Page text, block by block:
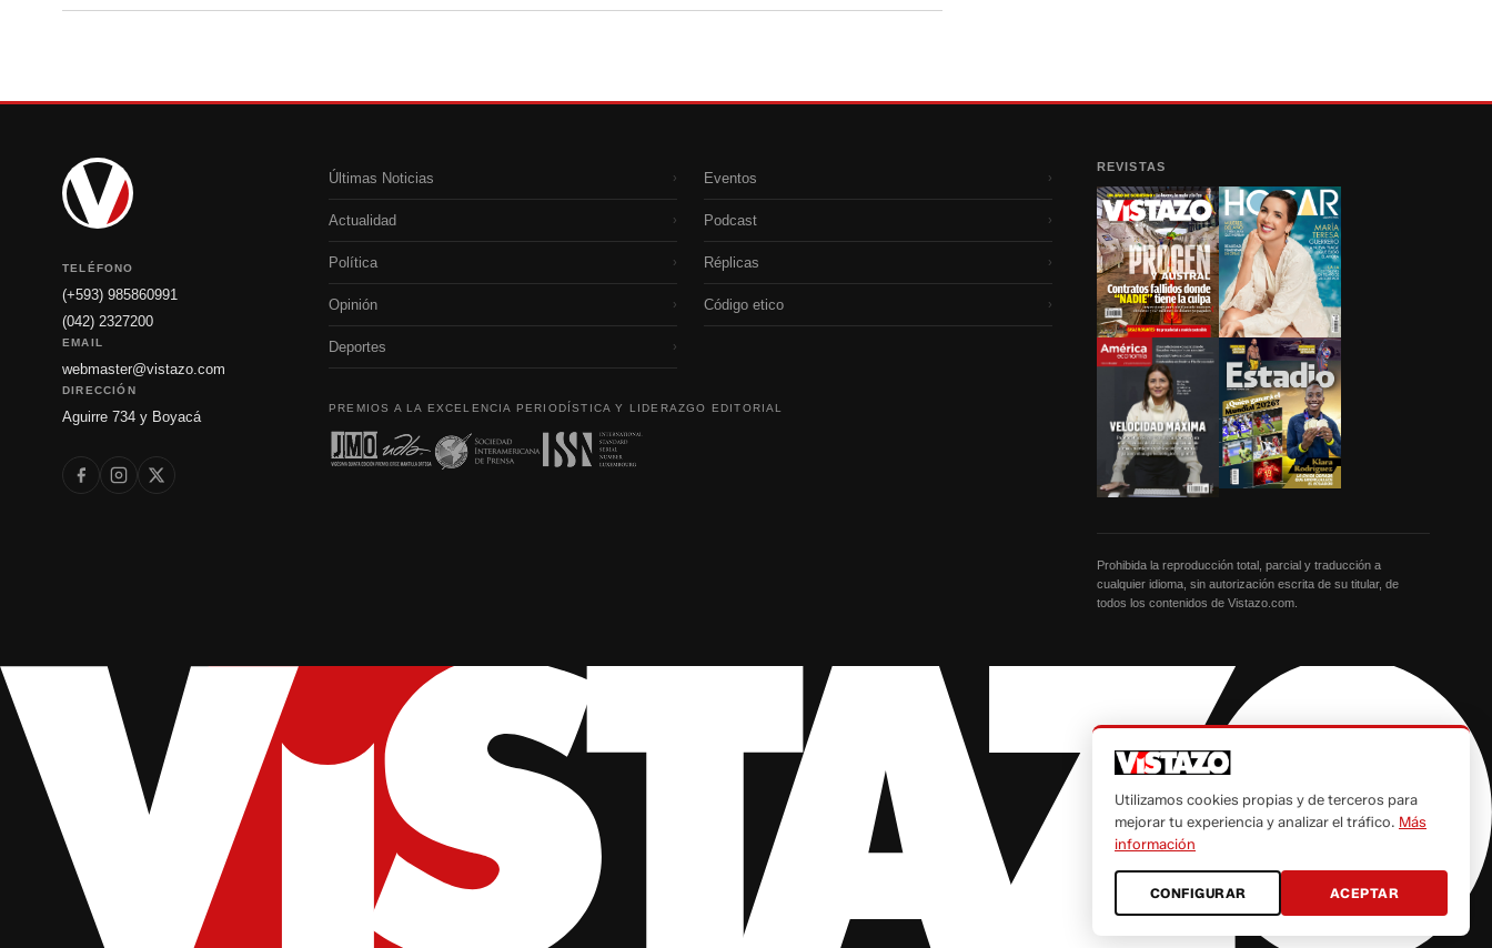
TELÉFONO
(+593) 985860991
(042) 2327200
EMAIL
webmaster@vistazo.com
DIRECCIÓN
Aguirre 734 y Boyacá
Últimas Noticias ›
Actualidad ›
Política ›
Opinión ›
Deportes ›
Eventos ›
Podcast ›
Réplicas ›
Código etico ›
PREMIOS A LA EXCELENCIA PERIODÍSTICA Y LIDERAZGO EDITORIAL
REVISTAS
Prohibida la reproducción total, parcial y traducción a
cualquier idioma, sin autorización escrita de su titular, de
todos los contenidos de Vistazo.com.
Utilizamos cookies propias y de terceros para
mejorar tu experiencia y analizar el tráfico. Más
información
CONFIGURAR ACEPTAR